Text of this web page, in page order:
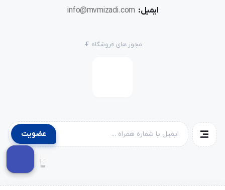
ایمیل: info@mvmizadi.com
مجوز های فروشگاه
عضویت